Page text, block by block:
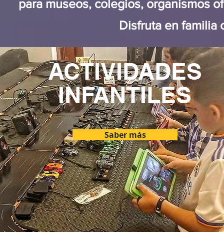
para museos, colegios, organismos
Disfruta en familia
ACTIVIDADES
INFANTILES
Saber más